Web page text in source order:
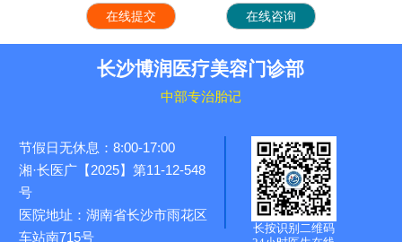
长沙博润医疗美容门诊部
中部专治胎记
节假日无休息：8:00-17:00
湘·长医广【2025】第11-12-548
号
医院地址：湖南省长沙市雨花区
车站南715号
长按识别二维码